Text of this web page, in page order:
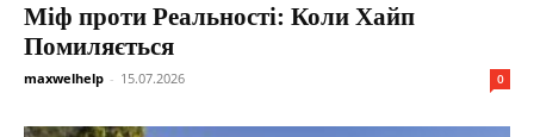
Міф проти Реальності: Коли Хайп
Помиляється
maxwelhelp - 15.07.2026 0